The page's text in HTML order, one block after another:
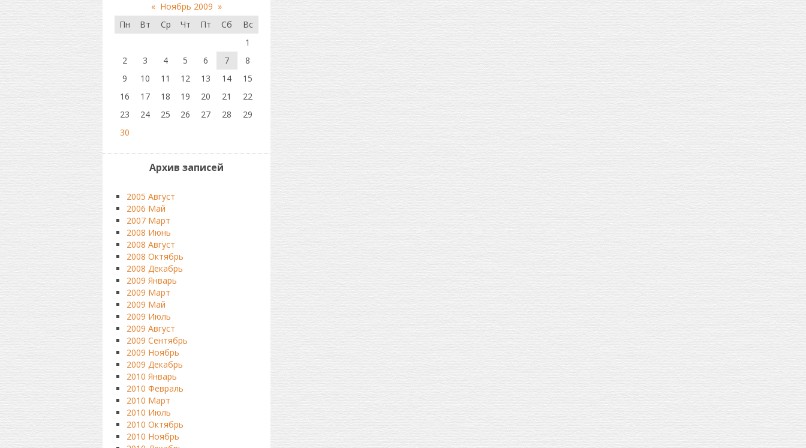
« Ноябрь 2009 »
Пн
Вт Ср Чт Пт Сб
Вс
1
2
3 4 5 6 7
8
9
10 11 12 13 14
15
16
17 18 19 20 21
22
23
24 25 26 27 28
29
30
Архив записей
2005 Август
2006 Май
2007 Март
2008 Июнь
2008 Август
2008 Октябрь
2008 Декабрь
2009 Январь
2009 Март
2009 Май
2009 Июль
2009 Август
2009 Сентябрь
2009 Ноябрь
2009 Декабрь
2010 Январь
2010 Февраль
2010 Март
2010 Июль
2010 Октябрь
2010 Ноябрь